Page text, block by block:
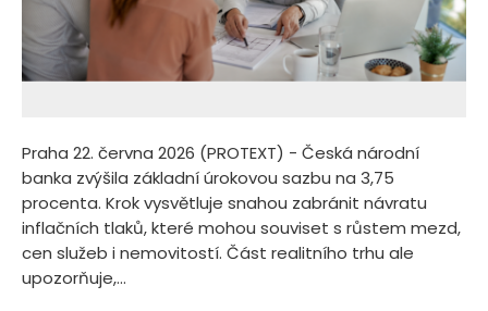
Praha 22. června 2026 (PROTEXT) - Česká národní
banka zvýšila základní úrokovou sazbu na 3,75
procenta. Krok vysvětluje snahou zabránit návratu
inflačních tlaků, které mohou souviset s růstem mezd,
cen služeb i nemovitostí. Část realitního trhu ale
upozorňuje,...